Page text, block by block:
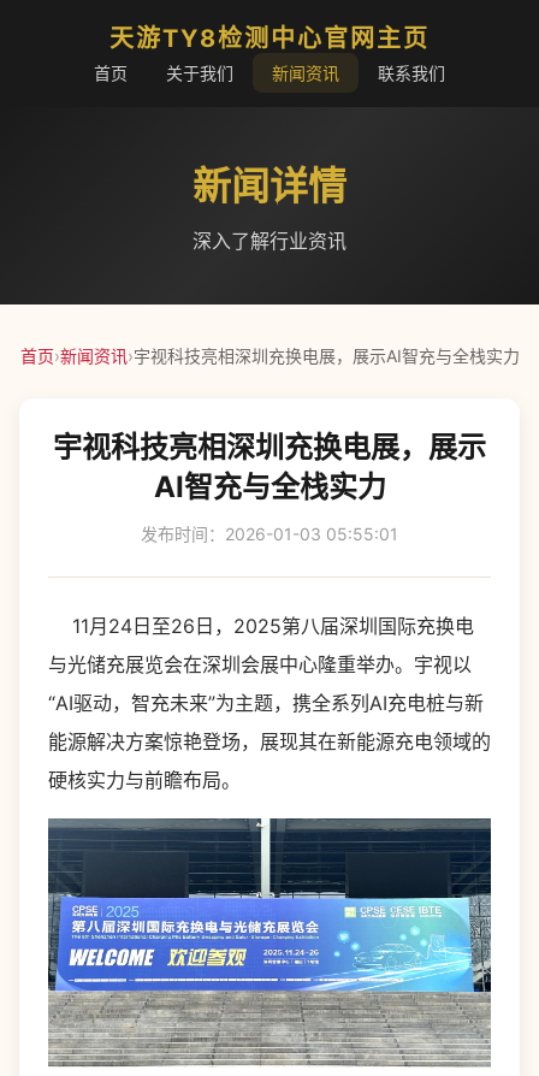
天游TY8检测中心官网主页
首页 关于我们 新闻资讯 联系我们
新闻详情
深入了解行业资讯
首页›新闻资讯›宇视科技亮相深圳充换电展，展示AI智充与全栈实力
宇视科技亮相深圳充换电展，展示
AI智充与全栈实力
发布时间：2026-01-03 05:55:01
11月24日至26日，2025第八届深圳国际充换电
与光储充展览会在深圳会展中心隆重举办。宇视以
“AI驱动，智充未来”为主题，携全系列AI充电桩与新
能源解决方案惊艳登场，展现其在新能源充电领域的
硬核实力与前瞻布局。